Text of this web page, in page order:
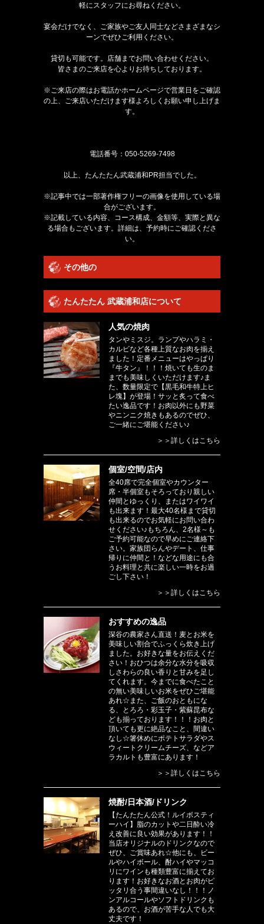
軽にスタッフにお尋ねください。
宴会だけでなく、ご家族やご友人同士などさまざまなシ
ーンでぜひご利用ください。
貸切も可能です。店舗までお問い合わせください。
皆さまのご来店を心よりお待ちしております。
※ご来店の際はお電話かホームページで営業日をご確認
の上、ご来店いただけます様よろしくお願い申し上げま
す。
電話番号： 050-5269-7498
以上、たんたたん武蔵浦和PR担当でした。
※記事中では一部著作権フリーの画像を使用している場
合がございます。
※記載している内容、コース構成、金額等、実際と異な
る場合もございます。詳細は、予約時にご確認くださ
い。
その他の
たんたたん 武蔵浦和店について
人気の焼肉
タンやミスジ。ランプやハラミ・
カルビなど各種上質なお肉を揃え
ました！定番メニューはやっぱり
『牛タン』！！！焼いても生のま
までも美味しくいただけます♪ま
た、数量限定で【黒毛和牛特上ヒ
レ塊】が登場！サッと炙って食べ
たい逸品です！お肉以外にも野菜
やニンニク焼きもあるのでぜひ、
ご一緒にご堪能ください♪
＞＞詳しくはこちら
個室/空間/店内
全40席で完全個室やカウンター
席・半個室もそろっており親しい
仲間とゆっくり、またはワイワイ
も出来ます！最大40名様まで貸切
も出来るのでお気軽にお問い合わ
せください♪もちろん、2名様～も
ご予約可能なので早めにご連絡下
さい。家族団らんやデート、仕事
帰りに仲間と！などな用途にも合
うお料理と共に楽しい一時をお過
ごし下さい！
＞＞詳しくはこちら
おすすめの逸品
深谷の農家さん直送！麦とお米を
美味しい割合でふっくら炊き上げ
ました。お好きな量をお伝えくだ
さい！おひつは余分な水分を吸収
しさわらの良い香りと甘みを足し
てくれます。今までに食べたこと
の無い美味しいお米をぜひご堪能
あれ☆また、ご飯のおともにな
る、とろろ・彩玉子・紫蘇昆布な
ども揃っております！！！お肉と
頂いても更に絶品なこと、間違い
なし☆箸休めにポテトサラダやス
ウィートクリームチーズ、などア
ラカルトも豊富にあります！
＞＞詳しくはこちら
焼酎/日本酒/ドリンク
【たんたたん公式！ルイボスティ
ーハイ】脂のカットや二日酔い冷
え改善に良い効果があります！！
当店オリジナルのドリンクなので
ぜひ、ご賞味あれ☆他にも、ビー
ルやハイボール、酎ハイやマッコ
リにワインも種類豊富に揃えてお
ります！お好きなお酒とお肉がピ
ッタリ合う事間違いなし！！！ノ
ンアルコールやソフトドリンクも
あるので、お酒が苦手な人でも大
丈夫です！